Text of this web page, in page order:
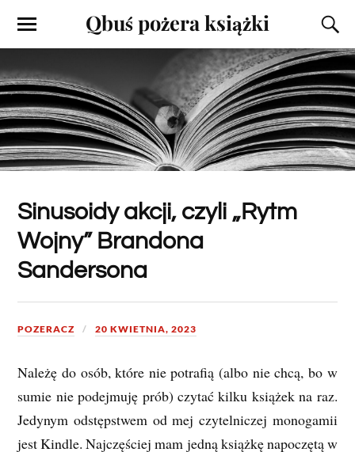
Qbuś pożera książki
Sinusoidy akcji, czyli „Rytm
Wojny” Brandona
Sandersona
POZERACZ 20 KWIETNIA, 2023
Należę do osób, które nie potrafią (albo nie chcą, bo w
sumie nie podejmuję prób) czytać kilku książek na raz.
Jedynym odstępstwem od mej czytelniczej monogamii
jest Kindle. Najczęściej mam jedną książkę napoczętą w